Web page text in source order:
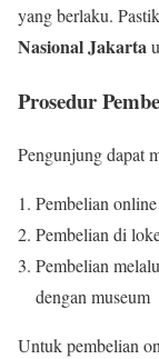
yang berlaku.
Nasional Jakarta
Prosedur
Pengunjung dapat
Pembelian
Pembelian di
Pembelian
dengan museum
Untuk pembelian